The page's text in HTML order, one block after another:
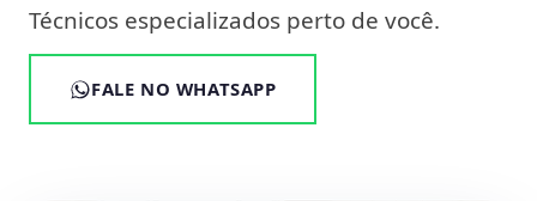
Técnicos especializados perto de você.
FALE NO WHATSAPP